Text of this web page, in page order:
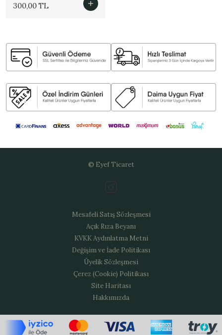
300,00 TL
© Eyef Ticaret
Mesafeli Satış Sözleşmesi
Açık Rıza Beyanı
KVKK Aydınlatma Metni
Değişim ve İade Politikası
Üyelik Sözleşmesi
Çerez (Cookie) Politikası
Site Haritası
Hakkımızda